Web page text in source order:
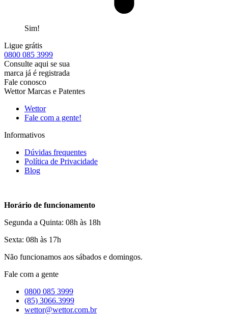
Sim!
Ligue grátis
0800 085 3999
Consulte aqui se sua
marca já é registrada
Fale conosco
Wettor Marcas e Patentes
Wettor
Fale com a gente!
Informativos
Dúvidas frequentes
Política de Privacidade
Blog
Horário de funcionamento
Segunda a Quinta: 08h às 18h
Sexta: 08h às 17h
Não funcionamos aos sábados e domingos.
Fale com a gente
0800 085 3999
(85) 3066.3999
wettor@wettor.com.br